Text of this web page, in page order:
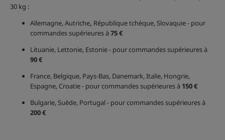
30 kg :
Allemagne, Autriche, République tchèque, Slovaquie- pour
commandes supérieures à75 €
Lituanie, Lettonie, Estonie - pour commandes supérieures à
90 €
France, Belgique, Pays-Bas, Danemark, Italie, Hongrie,
Espagne, Croatie - pour commandes supérieures à 150 €
Bulgarie, Suède, Portugal - pour commandes supérieures à
200 €